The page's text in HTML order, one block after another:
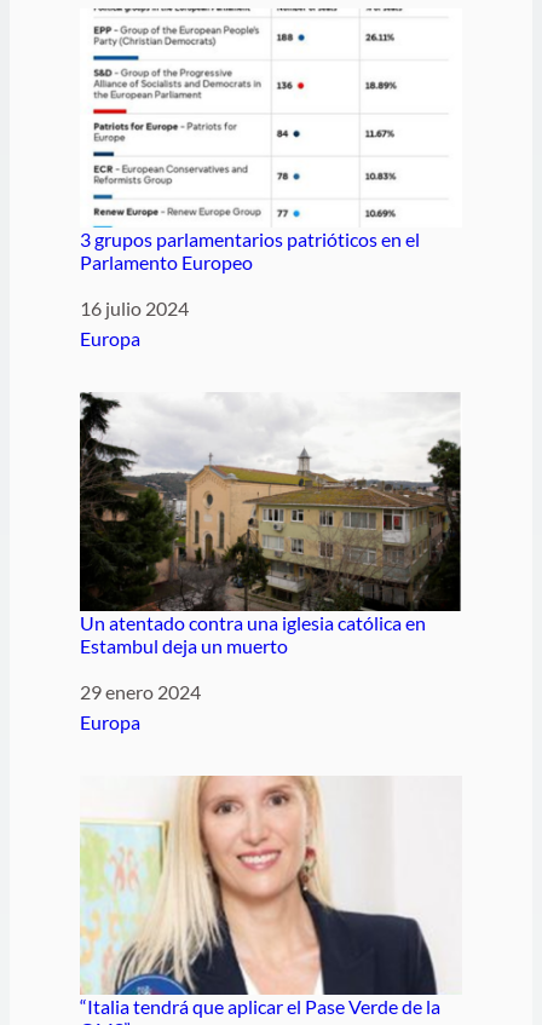
3 grupos parlamentarios patrióticos en el
Parlamento Europeo
Fecha
16 julio 2024
Respecto a
Europa
Un atentado contra una iglesia católica en
Estambul deja un muerto
Fecha
29 enero 2024
Respecto a
Europa
“Italia tendrá que aplicar el Pase Verde de la